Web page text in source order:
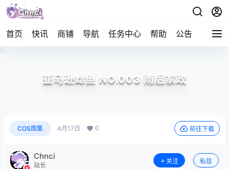
首页 快讯 商铺 导航 任务中心 帮助 公告 APP下
亚马逊鲶鱼 NO.003 雨后家政
COS图集 4月17日 0 前往下载
Chnci
站长
关注 私信